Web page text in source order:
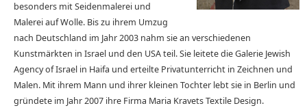
besonders mit Seidenmalerei und
Malerei auf Wolle. Bis zu ihrem Umzug
nach Deutschland im Jahr 2003 nahm sie an verschiedenen
Kunstmärkten in Israel und den USA teil. Sie leitete die Galerie Jewish
Agency of Israel in Haifa und erteilte Privatunterricht in Zeichnen und
Malen. Mit ihrem Mann und ihrer kleinen Tochter lebt sie in Berlin und
gründete im Jahr 2007 ihre Firma Maria Kravets Textile Design.